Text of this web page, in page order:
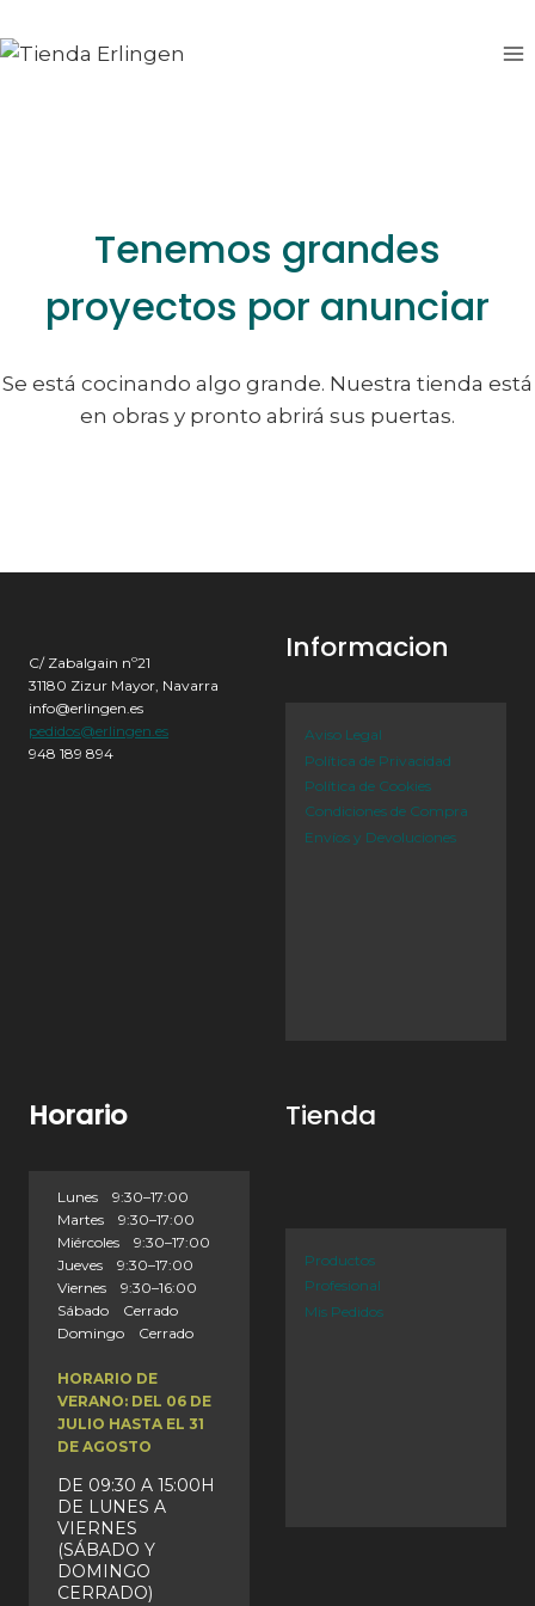
al
al
Tenemos grandes
proyectos por anunciar
Se está cocinando algo grande. Nuestra tienda está
en obras y pronto abrirá sus puertas.
C/ Zabalgain nº21
31180 Zizur Mayor, Navarra
info@erlingen.es
pedidos@erlingen.es
948 189 894
Informacion
Aviso Legal
Política de Privacidad
Política de Cookies
Condiciones de Compra
Envíos y Devoluciones
Horario
Lunes 9:30–17:00
Martes 9:30–17:00
Miércoles 9:30–17:00
Jueves 9:30–17:00
Viernes 9:30–16:00
Sábado Cerrado
Domingo Cerrado
HORARIO DE
VERANO: DEL 06 DE
JULIO HASTA EL 31
DE AGOSTO
DE 09:30 A 15:00H
DE LUNES A
VIERNES
(SÁBADO Y
DOMINGO
CERRADO)
Tienda
Productos
Profesional
Mis Pedidos